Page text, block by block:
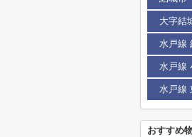
大字結
水戸線
水戸線
水戸線
おすすめ